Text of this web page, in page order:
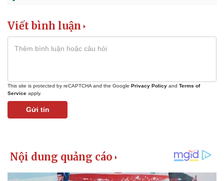
Viết bình luận
This site is protected by reCAPTCHA and the Google Privacy Policy and Terms of
Service apply.
Gửi tin